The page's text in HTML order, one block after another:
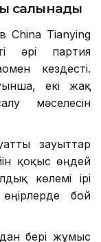
салынады
China Tianying
әрі партия
кездесті.
екі жақ
мәселесін
зауыттар
қоқыс өңдей
көлемі ірі
бой
бері жұмыс